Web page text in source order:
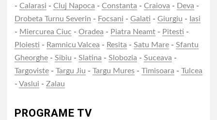
- Calarasi - Cluj Napoca - Constanta - Craiova - Deva -
Drobeta Turnu Severin - Focsani - Galati - Giurgiu - Iasi
- Miercurea Ciuc - Oradea - Piatra Neamt - Pitesti -
Ploiesti - Ramnicu Valcea - Resita - Satu Mare - Sfantu
Gheorghe - Sibiu - Slatina - Slobozia - Suceava -
Targoviste - Targu Jiu - Targu Mures - Timisoara - Tulcea
- Vaslui - Zalau
PROGRAME TV